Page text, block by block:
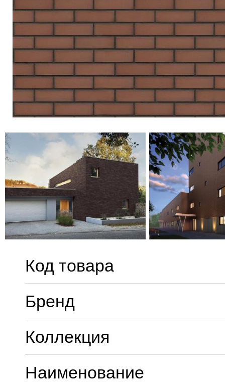
Код товара
Бренд
Коллекция
Наименование